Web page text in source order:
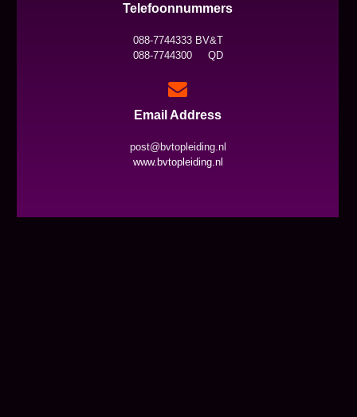
Telefoonnummers
088-7744333 BV&T
088-7744300 QD
Email Address
post@bvtopleiding.nl
www.bvtopleiding.nl